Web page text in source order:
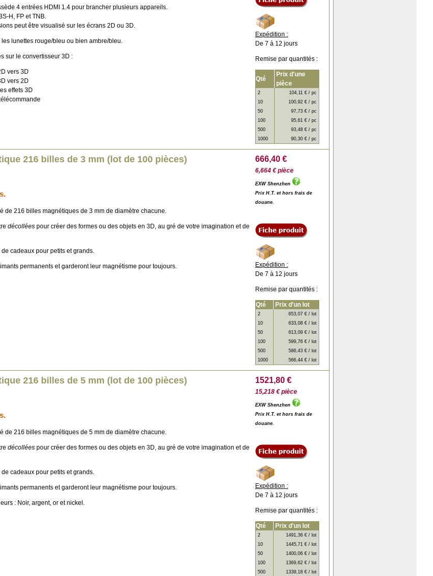
4 entrées HDMI 1.4 pour brancher plusieurs appareils.
H, FP et TNB.
peut être visualisé sur les écrans 2D ou 3D.
lunettes rouge/bleu ou bien ambre/bleu.
sur le convertisseur 3D :
vers 3D
vers 2D
effets 3D
Expédition :
De 7 à 12 jours
Remise par quantités :
Qté
Prix d'une
pièce
2
104,11 € / pc
10
100,92 € / pc
50
97,73 € / pc
100
95,61 € / pc
500
93,48 € / pc
1000
90,30 € / pc
216 billes de 3 mm (lot de 100 pièces)
de 216 billes magnétiques de 3 mm de diamètre chacune.
décollées pour créer des formes ou des objets en 3D, au gré de votre imagination et de
cadeaux pour petits et grands.
permanents et garderont leur magnétisme pour toujours.
666,40 €
6,664 € pièce
EXW Shenzhen
Prix H.T. et hors frais de
douane.
Expédition :
De 7 à 12 jours
Remise par quantités :
Qté Prix d'un lot
2
653,07 € / lot
10
633,08 € / lot
50
613,09 € / lot
100
599,76 € / lot
500
586,43 € / lot
1000
566,44 € / lot
216 billes de 5 mm (lot de 100 pièces)
de 216 billes magnétiques de 5 mm de diamètre chacune.
décollées pour créer des formes ou des objets en 3D, au gré de votre imagination et de
cadeaux pour petits et grands.
permanents et garderont leur magnétisme pour toujours.
: Noir, argent, or et nickel.
1521,80 €
15,218 € pièce
EXW Shenzhen
Prix H.T. et hors frais de
douane.
Expédition :
De 7 à 12 jours
Remise par quantités :
Qté Prix d'un lot
2
1491,36 € / lot
10
1445,71 € / lot
50
1400,06 € / lot
100
1369,62 € / lot
500
1339,18 € / lot